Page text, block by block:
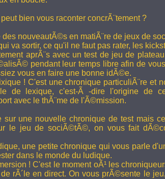
bien vous raconter concrÃ¨tement ?
des nouveautÃ©s en matiÃ¨re de jeux de
va sortir, ce qu'il ne faut pas rater, les
aprÃ¨s avec un test de jeu de
pendant leur temps libre afin de
vous en faire une bonne idÃ©e.
! C'est une chronique particuliÃ¨re et
de lexique, c'est-Ã -dire l'origine de
avec le thÃ¨me de l'Ã©mission.
sur une nouvelle chronique de test mais
le jeu de sociÃ©tÃ©, on vous fait
une petite chronique qui vous parle
dans le monde du ludique.
! C'est le moment oÃ¹ les
rÃ´le en direct. On vous prÃ©sente le